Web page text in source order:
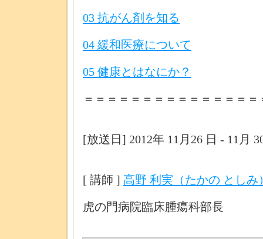
03 抗がん剤を知る
04 緩和医療について
05 健康とはなにか？
＝＝＝＝＝＝＝＝＝＝＝＝＝＝＝
[放送日] 2012年 11月26 日 - 11月
[ 講師 ] 高野 利実（たかの としみ
虎の門病院臨床腫瘍科部長